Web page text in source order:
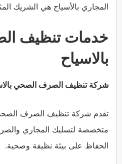
المجاري بالأسياح هي الشريك
خدمات تنظيف
بالاسياح
شركة تنظيف الصرف الصحي
تقدم شركة تنظيف الصرف
متخصصة لتسليك المجاري
الحفاظ على بيئة نظيفة وصحية.